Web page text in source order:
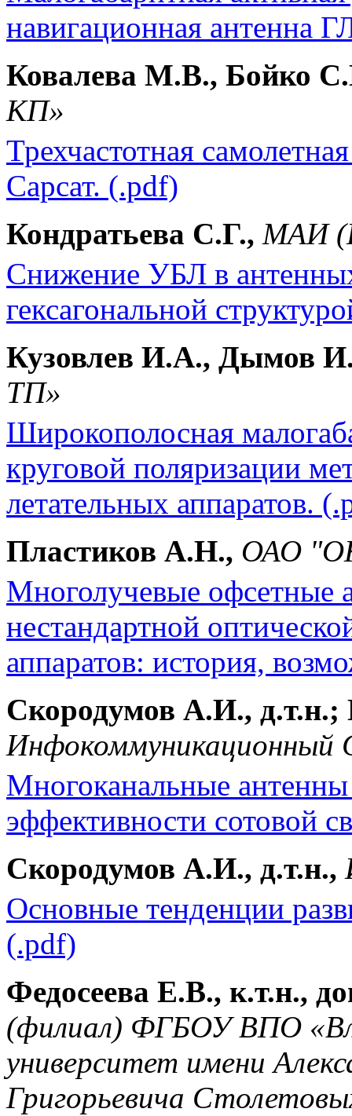
навигационная антенна
Ковалева М.В., Бойко
КП»
Трехчастотная
Сарсат. (.pdf)
Кондратьева С.Г., МАИ
Снижение УБЛ в
гексагональной
Кузовлев И.А., Дымов
ТП»
Широкополосная
круговой поляризации
летательных аппаратов.
Пластиков А.Н., ОАО
Многолучевые офсетные
нестандартной
аппаратов: история,
Скородумов А.И.,
Многоканальные
эффективности сотовой
Скородумов А.И., д.т.н.,
Основные тенденции
(.pdf)
Федосеева Е.В., к.т.н.,
(филиал) ФГБОУ ВПО
университет имени
Григорьевича